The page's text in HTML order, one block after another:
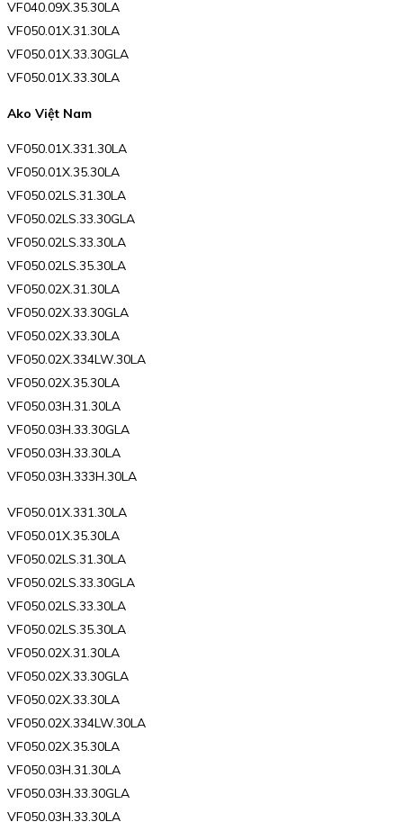
VF040.09X.35.30LA
VF050.01X.31.30LA
VF050.01X.33.30GLA
VF050.01X.33.30LA
Ako Việt Nam
VF050.01X.331.30LA
VF050.01X.35.30LA
VF050.02LS.31.30LA
VF050.02LS.33.30GLA
VF050.02LS.33.30LA
VF050.02LS.35.30LA
VF050.02X.31.30LA
VF050.02X.33.30GLA
VF050.02X.33.30LA
VF050.02X.334LW.30LA
VF050.02X.35.30LA
VF050.03H.31.30LA
VF050.03H.33.30GLA
VF050.03H.33.30LA
VF050.03H.333H.30LA
VF050.01X.331.30LA
VF050.01X.35.30LA
VF050.02LS.31.30LA
VF050.02LS.33.30GLA
VF050.02LS.33.30LA
VF050.02LS.35.30LA
VF050.02X.31.30LA
VF050.02X.33.30GLA
VF050.02X.33.30LA
VF050.02X.334LW.30LA
VF050.02X.35.30LA
VF050.03H.31.30LA
VF050.03H.33.30GLA
VF050.03H.33.30LA